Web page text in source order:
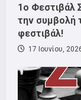
1o Φεστιβάλ
την συμβολή
φεστιβάλ!
17 Ιουνίου,